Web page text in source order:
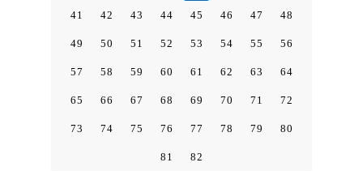
41 42 43 44 45 46 47 48
49 50 51 52 53 54 55 56
57 58 59 60 61 62 63 64
65 66 67 68 69 70 71 72
73 74 75 76 77 78 79 80
81 82